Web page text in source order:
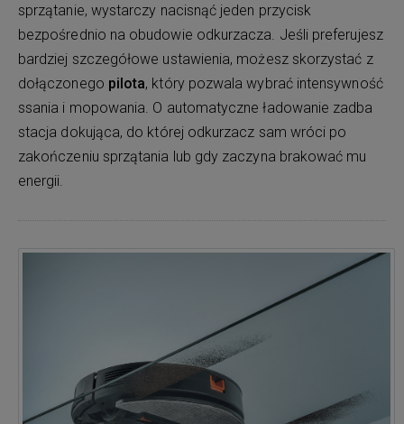
sprzątanie, wystarczy nacisnąć jeden przycisk
bezpośrednio na obudowie odkurzacza. Jeśli preferujesz
bardziej szczegółowe ustawienia, możesz skorzystać z
dołączonego pilota, który pozwala wybrać intensywność
ssania i mopowania. O automatyczne ładowanie zadba
stacja dokująca, do której odkurzacz sam wróci po
zakończeniu sprzątania lub gdy zaczyna brakować mu
energii.